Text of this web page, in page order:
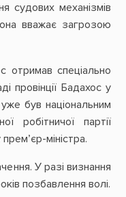
судових механізмів
вважає загрозою
отримав спеціально
провінції Бадахос у
був національним
робітничої партії
міністра.
У разі визнання
позбавлення волі.